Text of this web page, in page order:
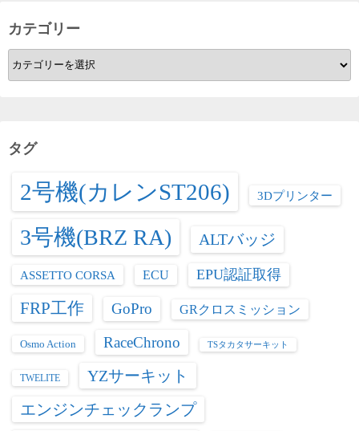
カテゴリー
カ
テ
ー
タグ
2号機(カレンST206) 3Dプリンター
3号機(BRZ RA) ALTバッジ
ASSETTO CORSA ECU EPU認証取得
FRP工作 GoPro GRクロスミッション
Osmo Action RaceChrono TSタカタサーキット
TWELITE
YZサーキット
エンジンチェックランプ